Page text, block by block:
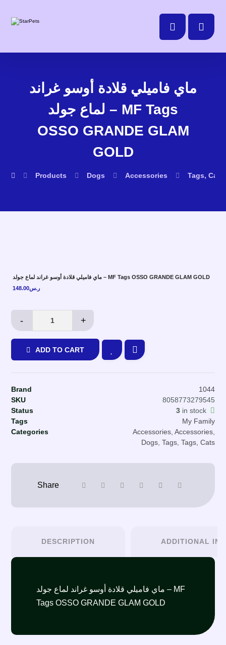
ماي فاميلي قلادة أوسو غراند
لماع جولد – MF Tags
OSSO GRANDE GLAM
GOLD
Products Dogs Accessories Tags, Cats
ماي فاميلي قلادة أوسو غراند لماع جولد – MF Tags OSSO GRANDE GLAM GOLD
ر.س148.00
- +
ADD TO CART
Brand
1044
SKU
8058773279545
Status
3in stock
Tags
My Family
Categories
Accessories, Accessories,
Dogs, Tags, Tags, Cats
DESCRIPTION ADDITIONAL
ماي فاميلي قلادة أوسو غراند لماع جولد – MF
Tags OSSO GRANDE GLAM GOLD